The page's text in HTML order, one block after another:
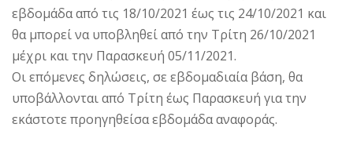
εβδομάδα από τις 18/10/2021 έως τις 24/10/2021 και
θα μπορεί να υποβληθεί από την Τρίτη 26/10/2021
μέχρι και την Παρασκευή 05/11/2021.
Οι επόμενες δηλώσεις, σε εβδομαδιαία βάση, θα
υποβάλλονται από Τρίτη έως Παρασκευή για την
εκάστοτε προηγηθείσα εβδομάδα αναφοράς.